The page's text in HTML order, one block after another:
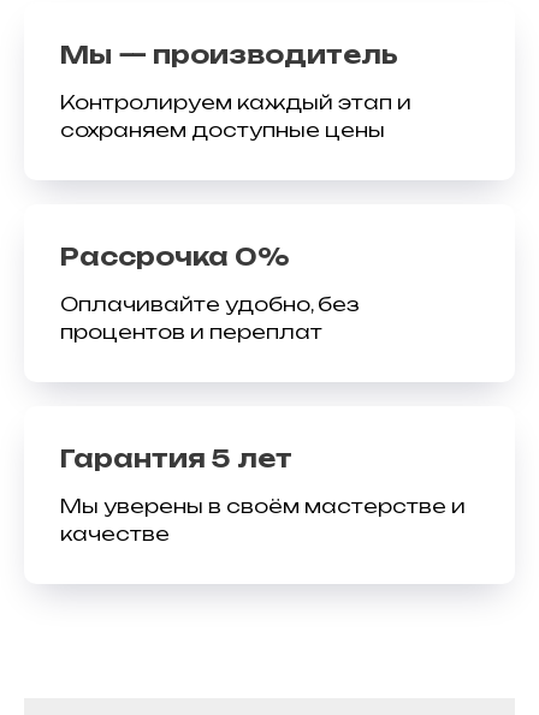
Мы — производитель
Контролируем каждый этап и
сохраняем доступные цены
Рассрочка 0%
Оплачивайте удобно, без
процентов и переплат
Гарантия 5 лет
Мы уверены в своём мастерстве и
качестве